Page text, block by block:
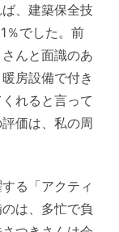
、建築保全技
％でした。前
んと面識のあ
房設備で付き
れると言って
価は、私の周
る「アクティ
は、多忙で負